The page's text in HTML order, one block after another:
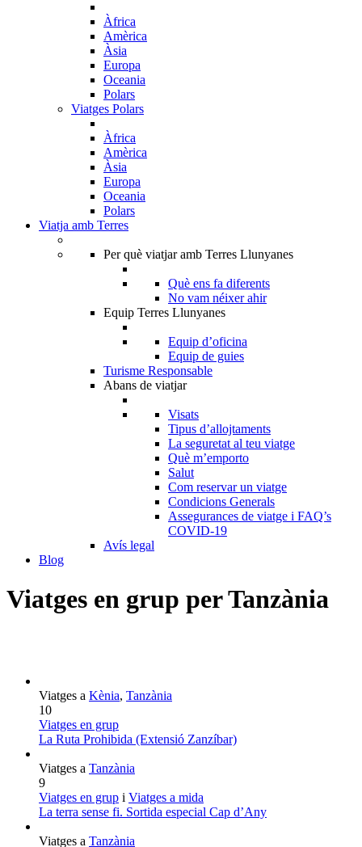
Àfrica
Amèrica
Àsia
Europa
Oceania
Polars
Viatges Polars
Àfrica
Amèrica
Àsia
Europa
Oceania
Polars
Viatja amb Terres
Per què viatjar amb Terres Llunyanes
Què ens fa diferents
No vam néixer ahir
Equip Terres Llunyanes
Equip d’oficina
Equip de guies
Turisme Responsable
Abans de viatjar
Visats
Tipus d’allojtaments
La seguretat al teu viatge
Què m’emporto
Salut
Com reservar un viatge
Condicions Generals
Assegurances de viatge i FAQ’s
COVID-19
Avís legal
Blog
Viatges en grup per Tanzània
Viatges a Kènia, Tanzània
10
Viatges en grup
La Ruta Prohibida (Extensió Zanzíbar)
Viatges a Tanzània
9
Viatges en grup i Viatges a mida
La terra sense fi. Sortida especial Cap d’Any
Viatges a Tanzània